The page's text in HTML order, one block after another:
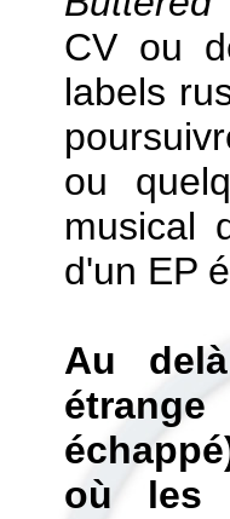
CV ou
labels
ou
musical
d'un EP
Au
étrange
où les